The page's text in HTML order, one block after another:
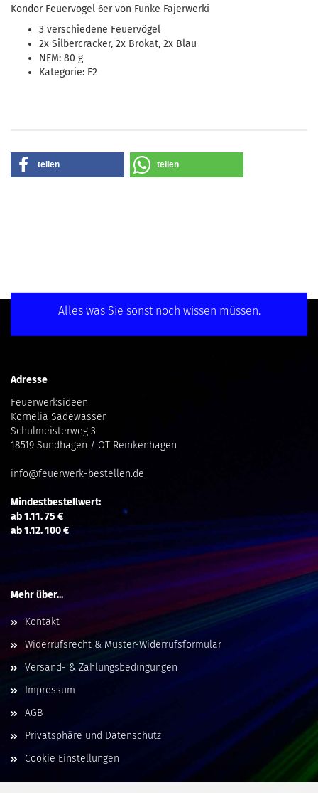
Kondor Feuervogel 6er von Funke Fajerwerki
3 verschiedene Feuervögel
2x Silbercracker, 2x Brokat, 2x Blau
NEM: 80 g
Kategorie: F2
teilen teilen
Alles was Sie sonst noch wissen müssen.
Adresse
Feuerwerksideen
Kornelia Sadewasser
Schulmeisterweg 3
18519 Sundhagen / OT Reinkenhagen
info@feuerwerk-bestellen.de
Mindestbestellwert:
ab 1.11. 75 €
ab 1.12. 100 €
Mehr über...
Kontakt
Widerrufsrecht & Muster-Widerrufsformular
Versand- & Zahlungsbedingungen
Impressum
AGB
Privatsphäre und Datenschutz
Cookie Einstellungen